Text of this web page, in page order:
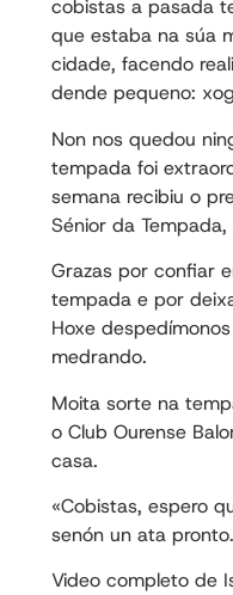
cobistas a pasada
que estaba na súa
cidade, facendo
dende pequeno:
Non nos quedou
tempada foi
semana recibiu o
Sénior da
Grazas por confiar
tempada e por
Hoxe
medrando.
Moita sorte na
o Club Ourense
casa.
«Cobistas, espero
senón un ata
Video completo de